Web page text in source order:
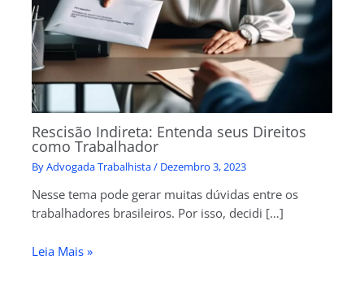
Rescisão Indireta: Entenda seus Direitos
como Trabalhador
ByAdvogada Trabalhista/ Dezembro 3, 2023
Nesse tema pode gerar muitas dúvidas entre os
trabalhadores brasileiros. Por isso, decidi […]
Leia Mais »